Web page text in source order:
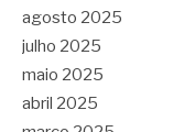
agosto 2025
julho 2025
maio 2025
abril 2025